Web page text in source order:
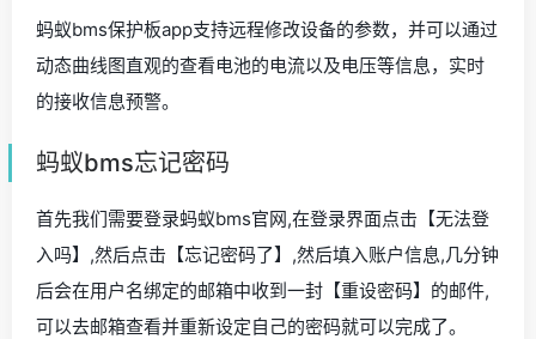
蚂蚁bms保护板app支持远程修改设备的参数，并可以通过
动态曲线图直观的查看电池的电流以及电压等信息，实时
的接收信息预警。
蚂蚁bms忘记密码
首先我们需要登录蚂蚁bms官网,在登录界面点击【无法登
入吗】,然后点击【忘记密码了】,然后填入账户信息,几分钟
后会在用户名绑定的邮箱中收到一封【重设密码】的邮件,
可以去邮箱查看并重新设定自己的密码就可以完成了。